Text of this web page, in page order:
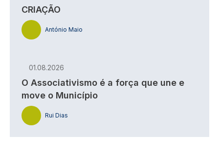
CRIAÇÃO
António Maio
01.08.2026
O Associativismo é a força que une e
move o Município
Rui Dias